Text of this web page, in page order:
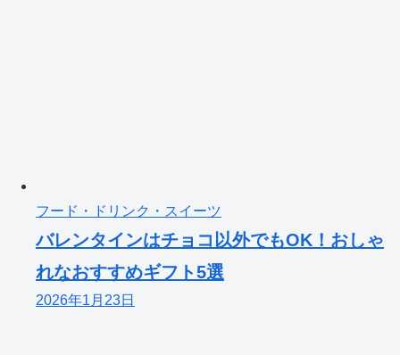
フード・ドリンク・スイーツ
バレンタインはチョコ以外でもOK！おしゃ
れなおすすめギフト5選
2026年1月23日